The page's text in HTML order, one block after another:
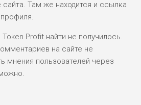
Там же находится и ссылка
Profit найти не получилось.
на сайте не
мнения пользователей через